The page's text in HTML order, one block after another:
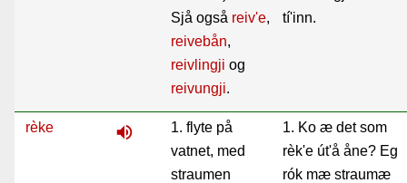
Sjå også reiv'e,
reivebån,
reivlingji og
reivungji.
tí'inn.
rèke volume_up
1. flyte på
vatnet, med
straumen
1. Ko æ det som
rèk'e út'å åne? Eg
rók mæ straumæ